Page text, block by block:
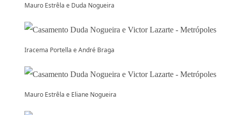
Mauro Estrêla e Duda Nogueira
Iracema Portella e André Braga
Mauro Estrêla e Eliane Nogueira